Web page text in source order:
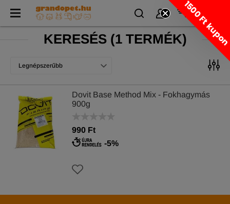
KERESÉS(1 TERMÉK)
Legnépszerűbb
Dovit Base Method Mix - Fokhagymás
900g
990 Ft
-5%
1500 Ft